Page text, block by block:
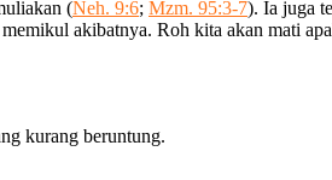
(Neh. 9:6; Mzm. 95:3-7). Ia juga
akibatnya. Roh kita akan mati
kurang beruntung.